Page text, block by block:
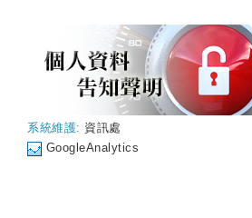
系統維護: 資訊處
GoogleAnalytics